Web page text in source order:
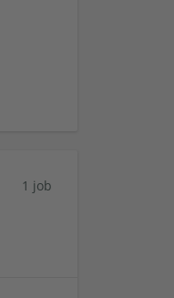
1 job